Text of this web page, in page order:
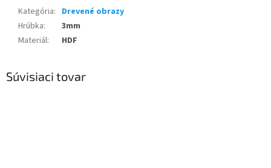
Kategória: Drevené obrazy
Hrúbka:
3mm
Materiál: HDF
Súvisiaci tovar